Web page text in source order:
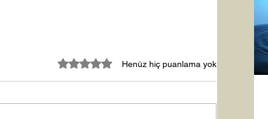
5 üzerinden 0 yıldızHenüz hiç puanlama yok